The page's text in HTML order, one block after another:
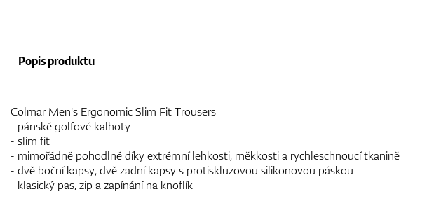
Popis produktu
Colmar Men's Ergonomic Slim Fit Trousers
- pánské golfové kalhoty
- slim fit
- mimořádně pohodlné díky extrémní lehkosti, měkkosti a rychleschnoucí tkanině
- dvě boční kapsy, dvě zadní kapsy s protiskluzovou silikonovou páskou
- klasický pas, zip a zapínání na knoflík